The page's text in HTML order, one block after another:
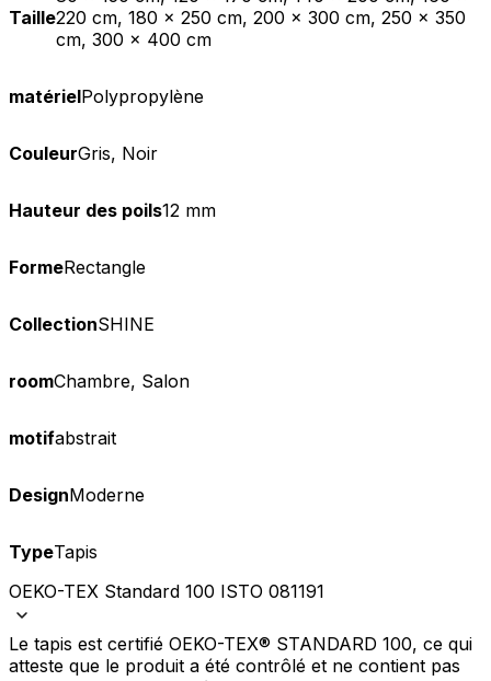
Taille220 cm, 180 x 250 cm, 200 x 300 cm, 250 x 350
cm, 300 x 400 cm
matérielPolypropylène
CouleurGris, Noir
Hauteur des poils12 mm
FormeRectangle
CollectionSHINE
roomChambre, Salon
motifabstrait
DesignModerne
TypeTapis
OEKO-TEX Standard 100 ISTO 081191
Le tapis est certifié OEKO-TEX® STANDARD 100, ce qui
atteste que le produit a été contrôlé et ne contient pas